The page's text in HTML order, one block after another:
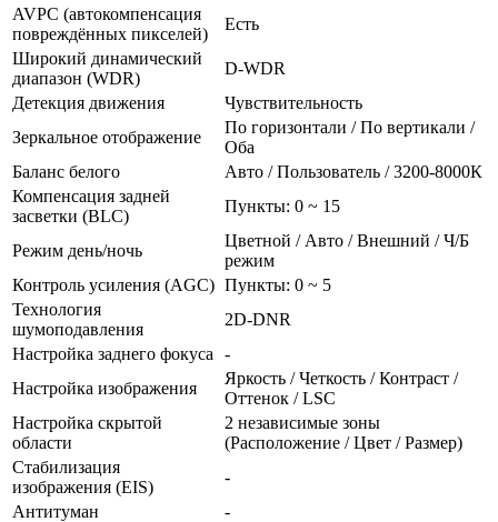
AVPC (автокомпенсация
повреждённых пикселей)
Есть
Широкий динамический
диапазон (WDR)
D-WDR
Детекция движения
Чувствительность
Зеркальное отображение
По горизонтали / По вертикали /
Оба
Баланс белого
Авто / Пользователь / 3200-8000К
Компенсация задней
засветки (BLC)
Пункты: 0 ~ 15
Режим день/ночь
Цветной / Авто / Внешний / Ч/Б
режим
Контроль усиления (AGC) Пункты: 0 ~ 5
Технология
шумоподавления
2D-DNR
Настройка заднего фокуса
-
Настройка изображения
Яркость / Четкость / Контраст /
Оттенок / LSC
Настройка скрытой
области
2 независимые зоны
(Расположение / Цвет / Размер)
Стабилизация
изображения (EIS)
-
Антитуман
-